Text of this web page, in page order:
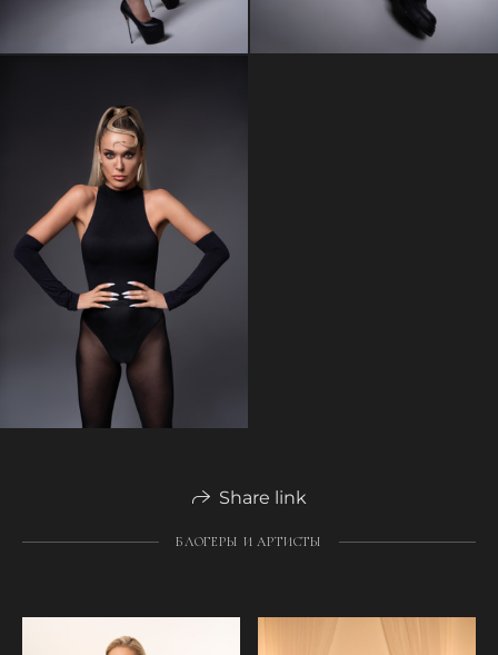
Share link
БЛОГЕРЫ И АРТИСТЫ